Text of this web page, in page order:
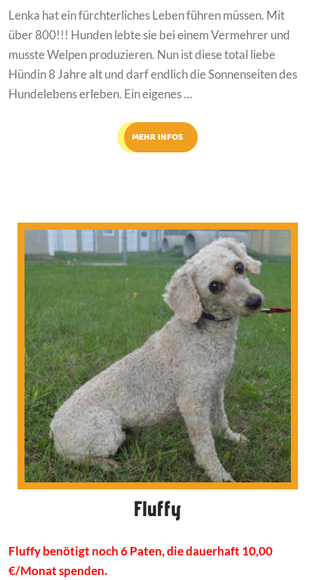
Lenka hat ein fürchterliches Leben führen müssen. Mit
über 800!!! Hunden lebte sie bei einem Vermehrer und
musste Welpen produzieren. Nun ist diese total liebe
Hündin 8 Jahre alt und darf endlich die Sonnenseiten des
Hundelebens erleben. Ein eigenes …
MEHR INFOS
Fluffy
Fluffy benötigt noch 6 Paten, die dauerhaft 10,00
€/Monat spenden.